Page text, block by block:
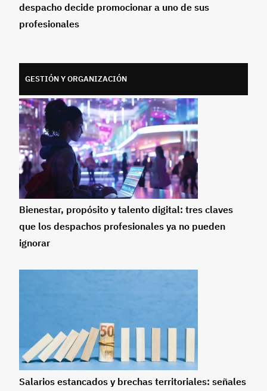
despacho decide promocionar a uno de sus
profesionales
GESTIÓN Y ORGANIZACIÓN
Bienestar, propósito y talento digital: tres claves
que los despachos profesionales ya no pueden
ignorar
Salarios estancados y brechas territoriales: señales